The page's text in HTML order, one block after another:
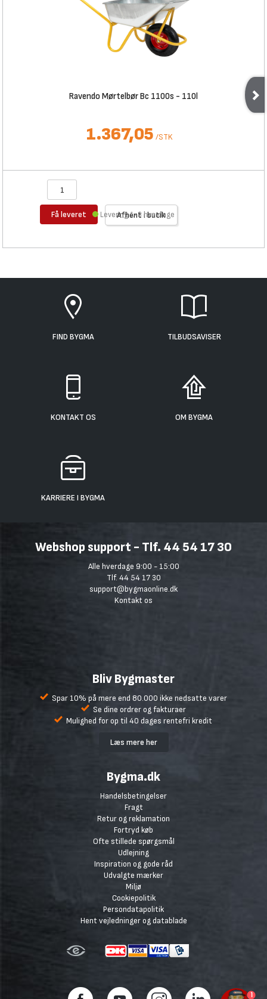
Ravendo Mørtelbør Bc 1100s - 110l
1.367,05 /STK
Få leveret Afhent i butik
Levering 1-3 hverdage
FIND BYGMA TILBUDSAVISER
KONTAKT OS OM BYGMA
KARRIERE I BYGMA
Webshop support - Tlf. 44 54 17 30
Alle hverdage 9:00 - 15:00
Tlf. 44 54 17 30
support@bygmaonline.dk
Kontakt os
Bliv Bygmaster
Spar 10% på mere end 80.000 ikke nedsatte varer
Se dine ordrer og fakturaer
Mulighed for op til 40 dages rentefri kredit
Læs mere her
Bygma.dk
Handelsbetingelser
Fragt
Retur og reklamation
Fortryd køb
Ofte stillede spørgsmål
Udlejning
Inspiration og gode råd
Udvalgte mærker
Miljø
Cookiepolitik
Persondatapolitik
Hent vejledninger og datablade
1